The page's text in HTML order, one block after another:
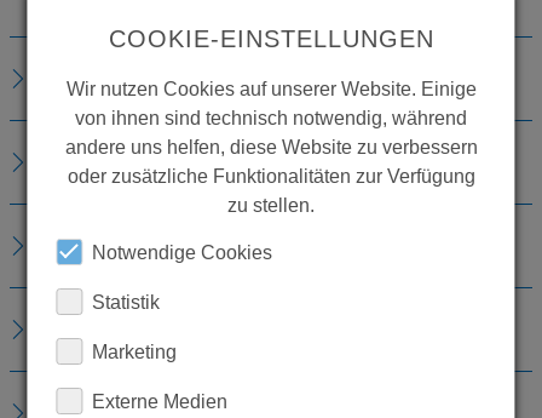
BESCHREIBUNG
TECHNISCHE DETAILS
ZUBEHÖR
COOKIE-EINSTELLUNGEN
Wir nutzen Cookies auf unserer Website. Einige
von ihnen sind technisch notwendig, während
andere uns helfen, diese Website zu verbessern
oder zusätzliche Funktionalitäten zur Verfügung
zu stellen.
Notwendige Cookies
Statistik
Marketing
Externe Medien